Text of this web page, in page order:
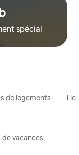
spécial
de logements
de vacances